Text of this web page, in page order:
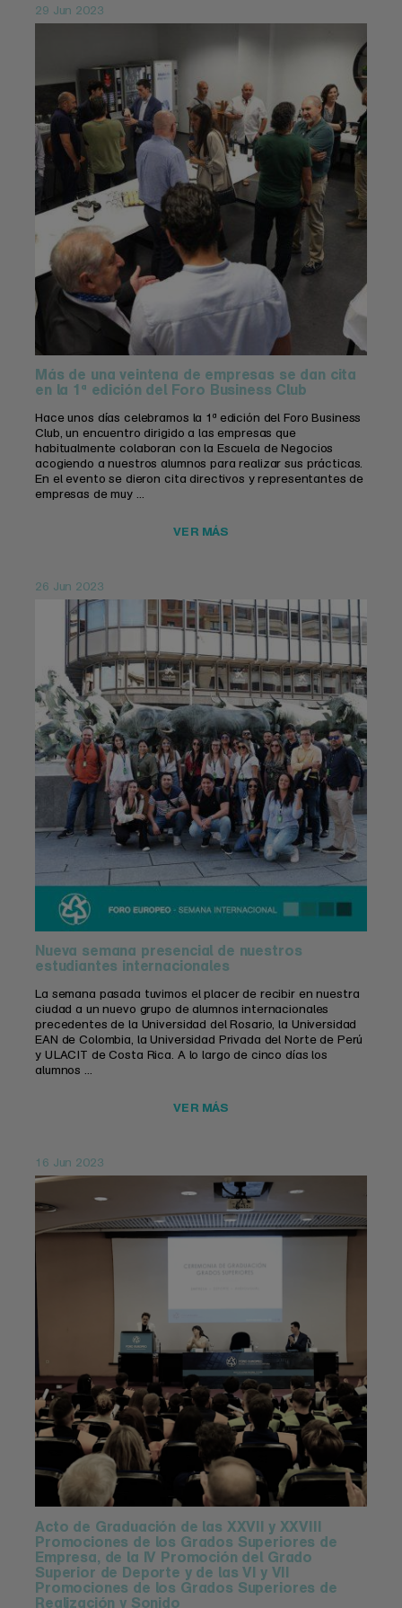
29 Jun 2023
Más de una veintena de empresas se dan cita
en la 1ª edición del Foro Business Club
Hace unos días celebramos la 1ª edición del Foro Business
Club, un encuentro dirigido a las empresas que
habitualmente colaboran con la Escuela de Negocios
acogiendo a nuestros alumnos para realizar sus prácticas.
En el evento se dieron cita directivos y representantes de
empresas de muy ...
VER MÁS
26 Jun 2023
Nueva semana presencial de nuestros
estudiantes internacionales
La semana pasada tuvimos el placer de recibir en nuestra
ciudad a un nuevo grupo de alumnos internacionales
precedentes de la Universidad del Rosario, la Universidad
EAN de Colombia, la Universidad Privada del Norte de Perú
y ULACIT de Costa Rica. A lo largo de cinco días los
alumnos ...
VER MÁS
16 Jun 2023
Acto de Graduación de las XXVII y XXVIII
Promociones de los Grados Superiores de
Empresa, de la IV Promoción del Grado
Superior de Deporte y de las VI y VII
Promociones de los Grados Superiores de
Realización y Sonido